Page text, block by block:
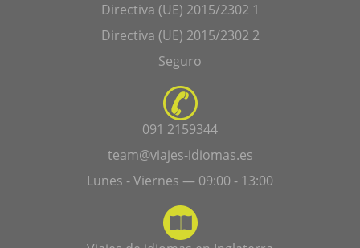
Directiva (UE) 2015/2302 1
Directiva (UE) 2015/2302 2
Seguro
091 2159344
team@viajes-idiomas.es
Lunes - Viernes — 09:00 - 13:00